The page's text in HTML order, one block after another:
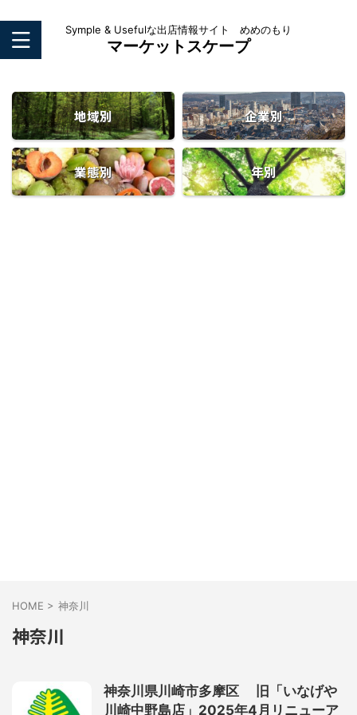
Symple & Usefulな出店情報サイト めめのもり
マーケットスケープ
地域別 企業別
業態別 年別
HOME > 神奈川
神奈川
神奈川県川崎市多摩区 旧「いなげや
川崎中野島店」2025年4月リニューア